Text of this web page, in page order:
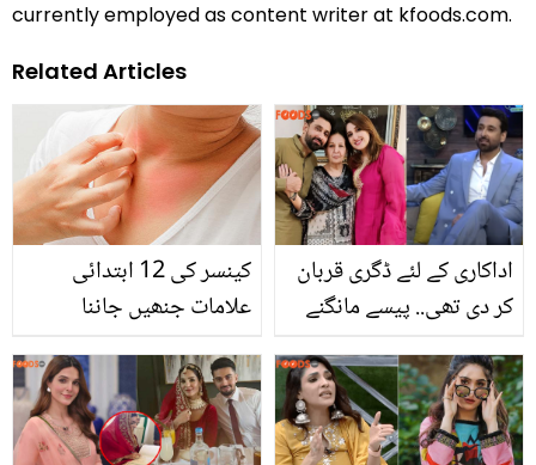
currently employed as content writer at kfoods.com.
Related Articles
کینسر کی 12 ابتدائی
علامات جنھیں جاننا
اداکاری کے لئے ڈگری قربان
کر دی تھی.. پیسے مانگنے
سمیع خان کی نجی زندگی
سے متعلق چند حقائق